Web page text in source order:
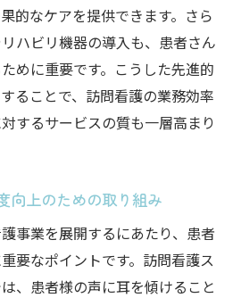
的なケアを提供できます。さら
ハビリ機器の導入も、患者さん
めに重要です。こうした先進的
ることで、訪問看護の業務効率
するサービスの質も一層高まり
向上のための取り組み
事業を展開するにあたり、患者
要なポイントです。訪問看護ス
、患者様の声に耳を傾けること